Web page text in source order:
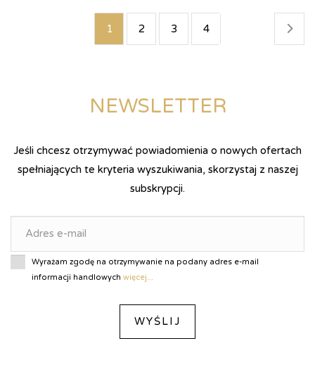
1 2 3 4
NEWSLETTER
Jeśli chcesz otrzymywać powiadomienia o nowych ofertach
spełniających te kryteria wyszukiwania, skorzystaj z naszej
subskrypcji.
Wyrażam zgodę na otrzymywanie na podany adres e-mail
informacji handlowych więcej...
WYŚLIJ